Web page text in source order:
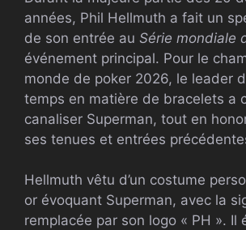
années, Phil Hellmuth a fait un
de son entrée au Série mondiale
événement principal. Pour le
monde de poker 2026, le leader
temps en matière de bracelets a
canaliser Superman, tout en
ses tenues et entrées
Hellmuth vêtu d’un costume
or évoquant Superman, avec la
remplacée par son logo « PH ». Il